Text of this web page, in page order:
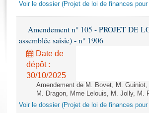
Rapports d'enquête
Rapports législatifs
Rapports sur l'application des lois
Baromètre de l’application des lois
Dossiers législatifs
Budget et sécurité sociale
Liens vers les sites publics
Voir le dossier (Projet de loi de finances pour
Amendement n° 105 - PROJET DE
assemblée saisie) - n° 1906
Date de
dépôt :
30/10/2025
Amendement de M. Bovet, M.
M. Dragon, Mme Lelouis, M. Jolly, M.
Voir le dossier (Projet de loi de finances pour